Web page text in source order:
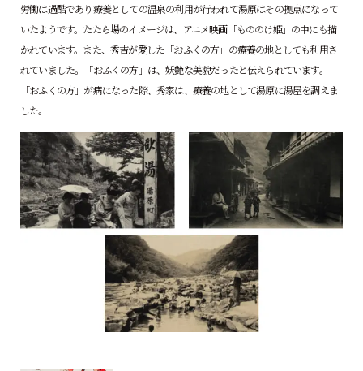
労働は過酷であり療養としての温泉の利用が行われて湯原はその拠点になって
いたようです。 たたら場のイメージは、アニメ映画「もののけ姫」の中にも描
かれています。 また、秀吉が愛した「おふくの方」の療養の地としても利用さ
れていました。
「おふくの方」は、妖艶な美貌だったと伝えられています。
「おふくの方」が病になった際、秀家は、療養の地として湯原に湯屋を調えま
した。